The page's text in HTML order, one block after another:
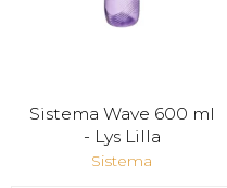
Sistema Wave 600 ml
- Lys Lilla
Sistema